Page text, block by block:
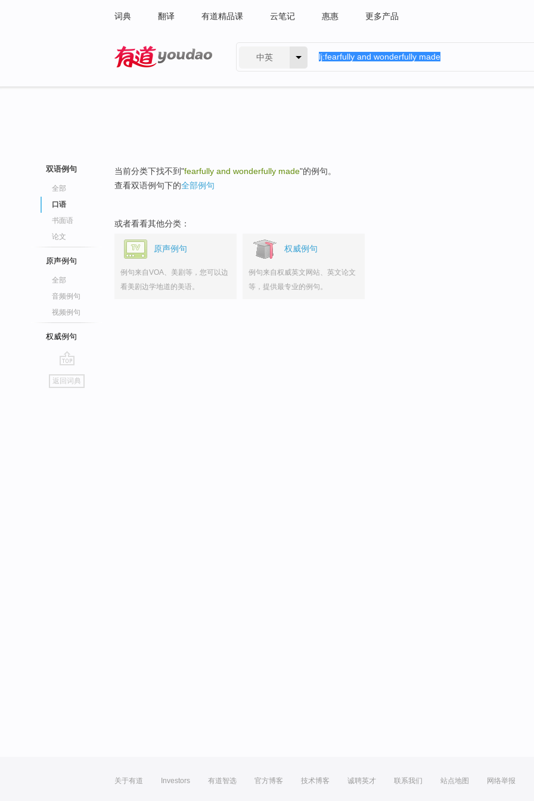
词典 翻译 有道精品课 云笔记 惠惠 更多产品
中英
双语例句
全部
口语
书面语
论文
原声例句
全部
音频例句
视频例句
权威例句
go
top
返回词典
当前分类下找不到"fearfully and wonderfully made"的例句。
查看双语例句下的全部例句
或者看看其他分类：
原声例句
例句来自VOA、美剧等，您可以边
看美剧边学地道的美语。
权威例句
例句来自权威英文网站、英文论文
等，提供最专业的例句。
关于有道 Investors 有道智选 官方博客 技术博客 诚聘英才 联系我们 站点地图 网络举报